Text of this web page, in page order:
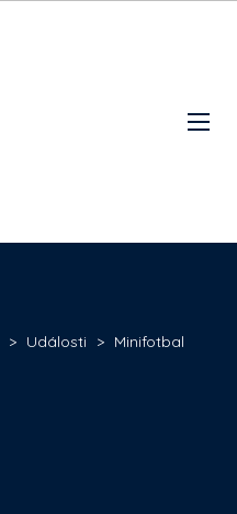
> Události > Minifotbal